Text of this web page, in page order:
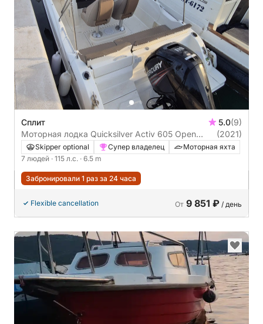
Сплит 5.0(9)
Моторная лодка Quicksilver Activ 605 Open
115л.с.
(2021)
Skipper optional Супер владелец
Моторная яхта
7 людей · 115 л.с. · 6.5 m
Забронировали 1 раз за 24 часа
Flexible cancellation От 9 851 ₽ / день